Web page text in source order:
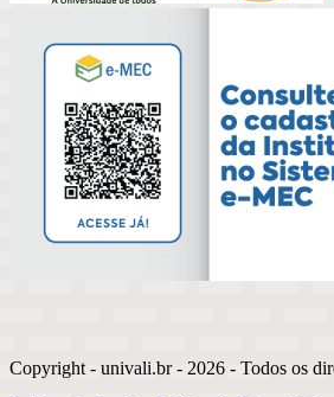
Copyright - univali.br - 2026 - Todos os